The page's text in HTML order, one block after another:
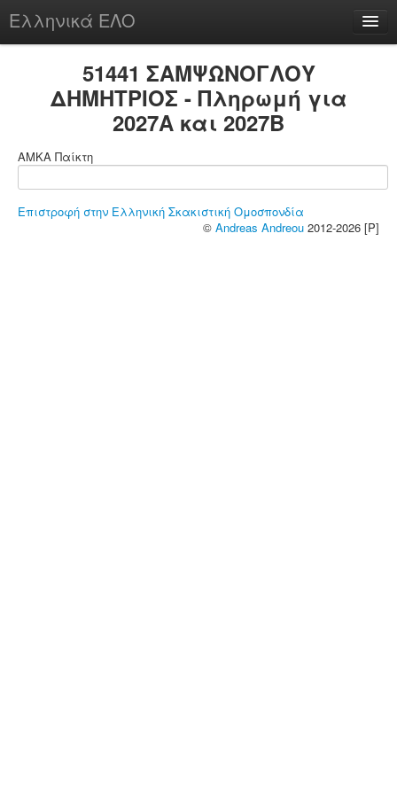
Ελληνικά ΕΛΟ
51441 ΣΑΜΨΩΝΟΓΛΟΥ
ΔΗΜΗΤΡΙΟΣ - Πληρωμή για
2027A και 2027B
ΑΜΚΑ Παίκτη
Επιστροφή στην Ελληνική Σκακιστική Ομοσπονδία
© Andreas Andreou 2012-2026 [P]